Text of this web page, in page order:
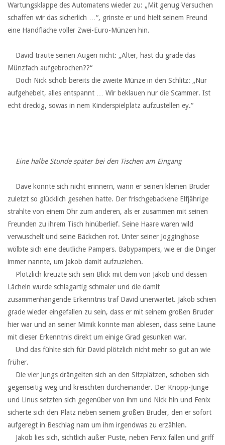
Wartungsklappe des Automatens wieder zu: „Mit genug Versuchen
schaffen wir das sicherlich …“, grinste er und hielt seinem Freund
eine Handfläche voller Zwei-Euro-Münzen hin.
Münzfach aufgebrochen??“
aufgehebelt, alles entspannt … Wir beklauen nur die Scammer. Ist
echt dreckig, sowas in nem Kinderspielplatz aufzustellen ey.“
Eine halbe Stunde später bei den Tischen am Eingang
zuletzt so glücklich gesehen hatte. Der frischgebackene Elfjährige
strahlte von einem Ohr zum anderen, als er zusammen mit seinen
Freunden zu ihrem Tisch hinüberlief. Seine Haare waren wild
verwuschelt und seine Bäckchen rot. Unter seiner Jogginghose
wölbte sich eine deutliche Pampers. Babypampers, wie er die Dinger
immer nannte, um Jakob damit aufzuziehen.
Lächeln wurde schlagartig schmaler und die damit
zusammenhängende Erkenntnis traf David unerwartet. Jakob schien
grade wieder eingefallen zu sein, dass er mit seinem großen Bruder
hier war und an seiner Mimik konnte man ablesen, dass seine Laune
mit dieser Erkenntnis direkt um einige Grad gesunken war.
früher.
gegenseitig weg und kreischten durcheinander. Der Knopp-Junge
und Linus setzten sich gegenüber von ihm und Nick hin und Fenix
sicherte sich den Platz neben seinem großen Bruder, den er sofort
aufgeregt in Beschlag nam um ihm irgendwas zu erzählen.